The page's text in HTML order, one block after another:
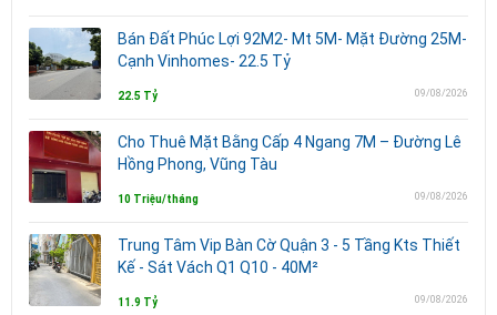
Bán Đất Phúc Lợi 92M2- Mt 5M- Mặt Đường 25M-
Cạnh Vinhomes- 22.5 Tỷ
22.5 Tỷ 09/08/2026
Cho Thuê Mặt Bằng Cấp 4 Ngang 7M – Đường Lê
Hồng Phong, Vũng Tàu
10 Triệu/tháng 09/08/2026
Trung Tâm Vip Bàn Cờ Quận 3 - 5 Tầng Kts Thiết
Kế - Sát Vách Q1 Q10 - 40M²
11.9 Tỷ 09/08/2026